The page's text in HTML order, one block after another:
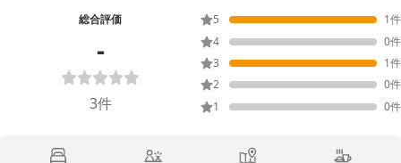
総合評価
-
3件
5 1件
4
0件
3
1件
2
0件
1
0件